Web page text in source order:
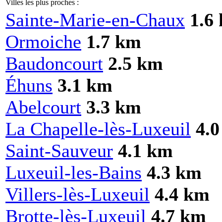
Villes les plus proches :
Sainte-Marie-en-Chaux 1.6
Ormoiche 1.7 km
Baudoncourt 2.5 km
Éhuns 3.1 km
Abelcourt 3.3 km
La Chapelle-lès-Luxeuil
Saint-Sauveur 4.1 km
Luxeuil-les-Bains 4.3 km
Villers-lès-Luxeuil 4.4 km
Brotte-lès-Luxeuil 4.7 km